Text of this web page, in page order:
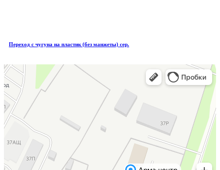
Переход с чугуна на пластик (без манжеты) сер.